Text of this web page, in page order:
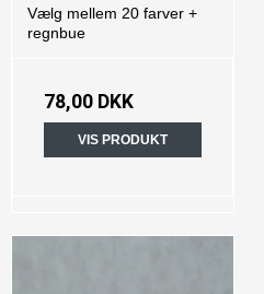
Vælg mellem 20 farver +
regnbue
78,00 DKK
VIS PRODUKT